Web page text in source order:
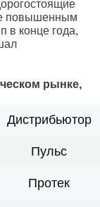
повышенным
в конце года,
рынке,
Дистрибьютор
Пульс
Протек